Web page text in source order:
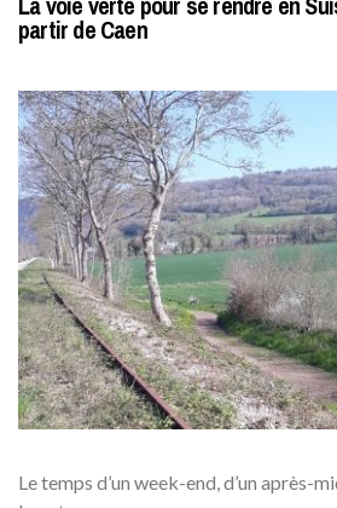
partir de Caen
Le temps d’un week-end, d’un après-